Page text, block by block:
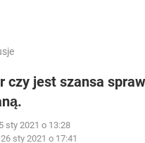
czy jest szansa
sty 2021 o 13:28
26 sty 2021 o 17:41